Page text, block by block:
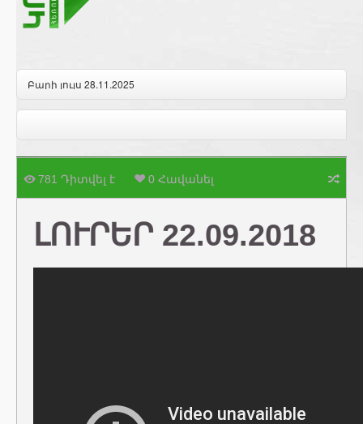
Բարի լույս 28.11.2025
781 Դիտվել է 0 Հավանել
ԼՈՒՐԵՐ 22.09.2018